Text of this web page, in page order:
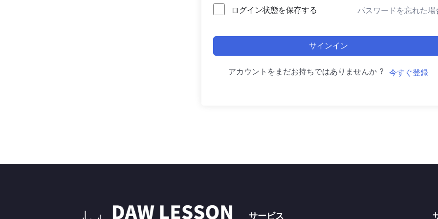
ログイン状態を保存する パスワードを忘れた場
サインイン
アカウントをまだお持ちではありませんか ? 今すぐ登録
サービス